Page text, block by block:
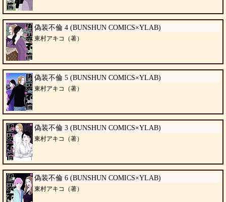
偽装不倫 4 (BUNSHUN COMICS×YLAB)
東村アキコ（著）
偽装不倫 5 (BUNSHUN COMICS×YLAB)
東村アキコ（著）
偽装不倫 3 (BUNSHUN COMICS×YLAB)
東村アキコ（著）
偽装不倫 6 (BUNSHUN COMICS×YLAB)
東村アキコ（著）